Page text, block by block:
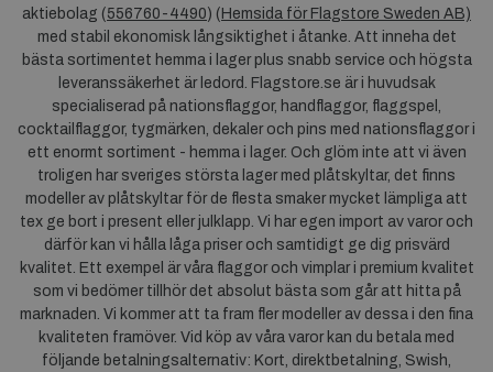
aktiebolag (556760-4490) ( Hemsida för Flagstore Sweden AB)
med stabil ekonomisk långsiktighet i åtanke. Att inneha det
bästa sortimentet hemma i lager plus snabb service och högsta
leveranssäkerhet är ledord. Flagstore.se är i huvudsak
specialiserad på nationsflaggor, handflaggor, flaggspel,
cocktailflaggor, tygmärken, dekaler och pins med nationsflaggor i
ett enormt sortiment - hemma i lager. Och glöm inte att vi även
troligen har sveriges största lager med plåtskyltar, det finns
modeller av plåtskyltar för de flesta smaker mycket lämpliga att
tex ge bort i present eller julklapp. Vi har egen import av varor och
därför kan vi hålla låga priser och samtidigt ge dig prisvärd
kvalitet. Ett exempel är våra flaggor och vimplar i premium kvalitet
som vi bedömer tillhör det absolut bästa som går att hitta på
marknaden. Vi kommer att ta fram fler modeller av dessa i den fina
kvaliteten framöver. Vid köp av våra varor kan du betala med
följande betalningsalternativ: Kort, direktbetalning, Swish,